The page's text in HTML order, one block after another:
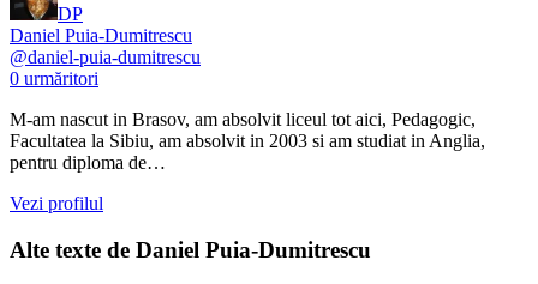
DP
Daniel Puia-Dumitrescu
@daniel-puia-dumitrescu
0 urmăritori
M-am nascut in Brasov, am absolvit liceul tot aici, Pedagogic,
Facultatea la Sibiu, am absolvit in 2003 si am studiat in Anglia,
pentru diploma de…
Vezi profilul
Alte texte de Daniel Puia-Dumitrescu